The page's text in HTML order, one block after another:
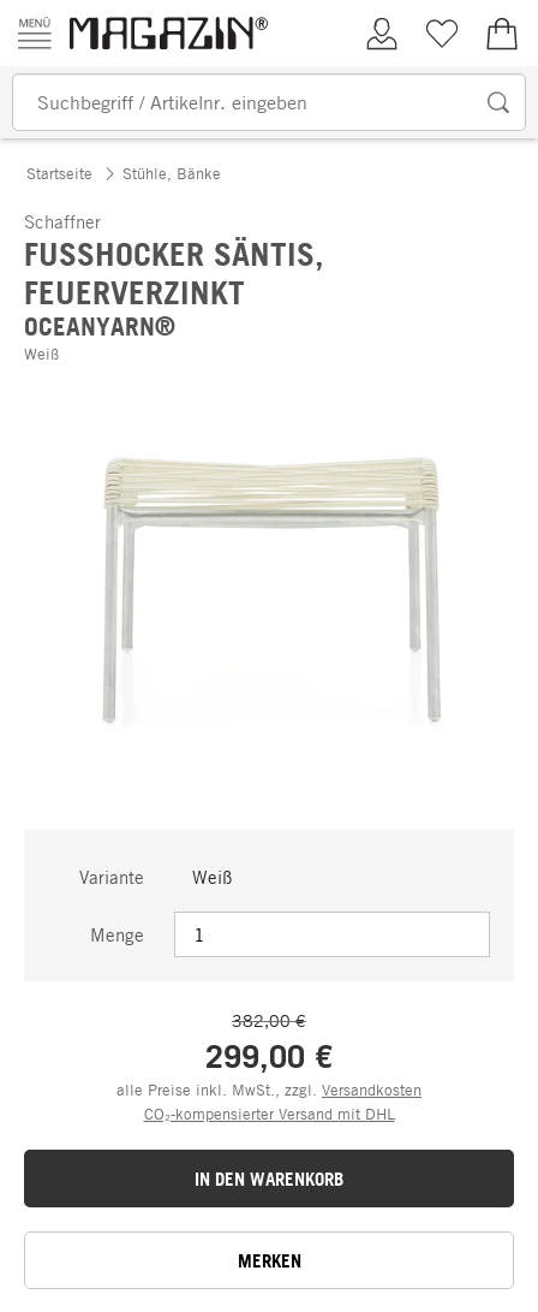
Zum Inhalt springen
Kundenkonto
Merkliste
Startseite Stühle, Bänke
Schaffner
FUSSHOCKER SÄNTIS, F
EUERVERZINKT
OCEANYARN®
Weiß
Variante Weiß
Menge
382,00 €
299,00 €
alle Preise inkl. MwSt., zzgl. Versandkosten
CO₂-kompensierter Versand mit DHL
IN DEN WARENKORB
MERKEN